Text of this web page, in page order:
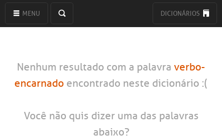
MENU DICIONÁRIOS
Nenhum resultado com a palavra verbo-
encarnado encontrado neste dicionário :(
Você não quis dizer uma das palavras
abaixo?